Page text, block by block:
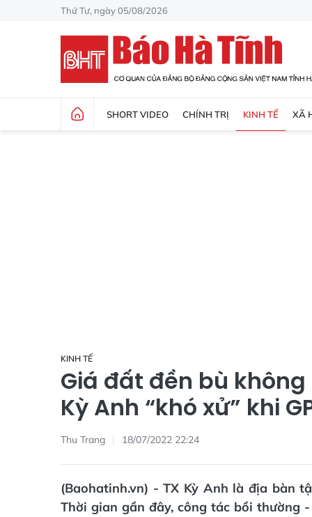
Thứ Tư, ngày 05/08/2026
SHORT VIDEO CHÍNH TRỊ KINH TẾ XÃ
KINH TẾ
Giá đất đền bù
Kỳ Anh “khó xử” khi
Thu Trang 18/07/2022 22:24
(Baohatinh.vn) - TX Kỳ Anh là địa bàn
Thời gian gần đây, công tác bồi thường